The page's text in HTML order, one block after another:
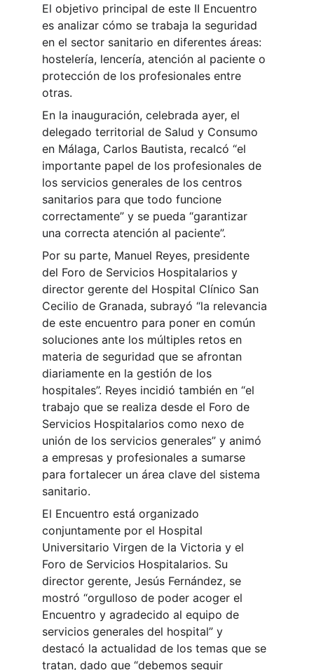
El objetivo principal de este II Encuentro
es analizar cómo se trabaja la seguridad
en el sector sanitario en diferentes áreas:
hostelería, lencería, atención al paciente o
protección de los profesionales entre
otras.
En la inauguración, celebrada ayer, el
delegado territorial de Salud y Consumo
en Málaga, Carlos Bautista, recalcó “el
importante papel de los profesionales de
los servicios generales de los centros
sanitarios para que todo funcione
correctamente” y se pueda “garantizar
una correcta atención al paciente”.
Por su parte, Manuel Reyes, presidente
del Foro de Servicios Hospitalarios y
director gerente del Hospital Clínico San
Cecilio de Granada, subrayó “la relevancia
de este encuentro para poner en común
soluciones ante los múltiples retos en
materia de seguridad que se afrontan
diariamente en la gestión de los
hospitales”. Reyes incidió también en “el
trabajo que se realiza desde el Foro de
Servicios Hospitalarios como nexo de
unión de los servicios generales” y animó
a empresas y profesionales a sumarse
para fortalecer un área clave del sistema
sanitario.
El Encuentro está organizado
conjuntamente por el Hospital
Universitario Virgen de la Victoria y el
Foro de Servicios Hospitalarios. Su
director gerente, Jesús Fernández, se
mostró “orgulloso de poder acoger el
Encuentro y agradecido al equipo de
servicios generales del hospital” y
destacó la actualidad de los temas que se
tratan, dado que “debemos seguir